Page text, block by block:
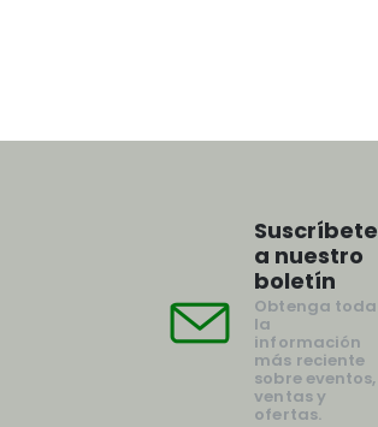
Suscríbete
a nuestro
boletín
Obtenga toda
la
información
más reciente
sobre eventos,
ventas y
ofertas.